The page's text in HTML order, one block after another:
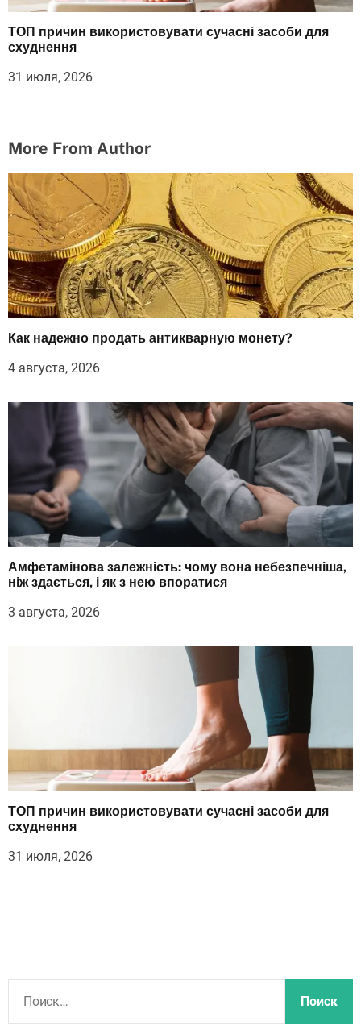
ТОП причин використовувати сучасні засоби для
схуднення
31 июля, 2026
More From Author
Как надежно продать антикварную монету?
4 августа, 2026
Амфетамінова залежність: чому вона небезпечніша,
ніж здається, і як з нею впоратися
3 августа, 2026
ТОП причин використовувати сучасні засоби для
схуднення
31 июля, 2026
й